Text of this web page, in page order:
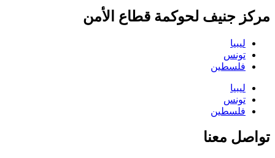
مركز جنيف لحوكمة قطاع الأمن
ليبيا
تونس
فلسطين
ليبيا
تونس
فلسطين
تواصل معنا